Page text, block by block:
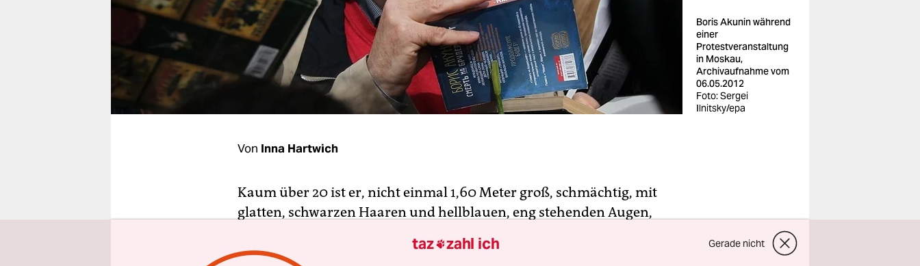
shop
fragen & hilfe
unterstützen
Boris Akunin während
einer
Protestveranstaltung
in Moskau,
Archivaufnahme vom
06.05.2012
Foto: Sergei
Ilnitsky/epa
Von Inna Hartwich
Kaum über 20 ist er, nicht einmal 1,60 Meter groß, schmächtig, mit
glatten, schwarzen Haaren und hellblauen, eng stehenden Augen,
eher tölpelhaften Ermittler Fandorin, der im Zarenreich fast schon
taz zahl ich Gerade nicht